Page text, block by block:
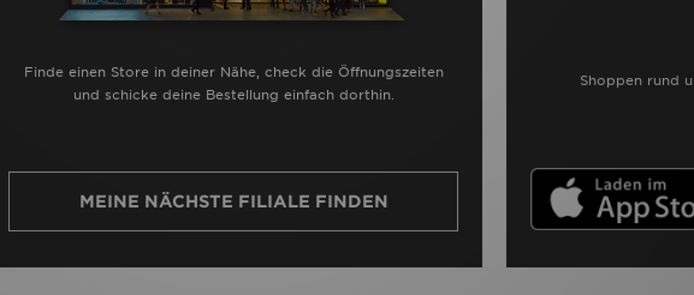
Finde einen Store in deiner Nähe, check die Öffnungszeiten
und schicke deine Bestellung einfach dorthin.
MEINE NÄCHSTE FILIALE FINDEN
Shoppen rund